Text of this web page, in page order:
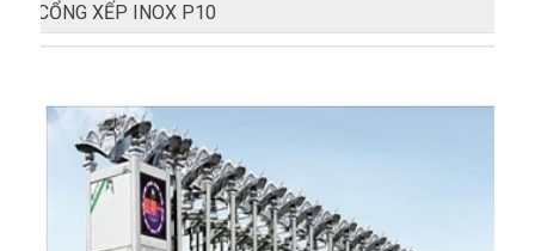
CỔNG XẾP INOX P10